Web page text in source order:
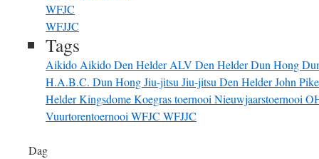
WFJC
WFJJC
Tags
Aikido Aikido Den HelderALV Den HelderDun Hong
H.A.B.C. Dun HongJiu-jitsu Jiu-jitsu Den HelderJohn
HelderKingsdomeKoegras toernooi Nieuwjaarstoernooi
Vuurtorentoernooi WFJC WFJJC
Dag